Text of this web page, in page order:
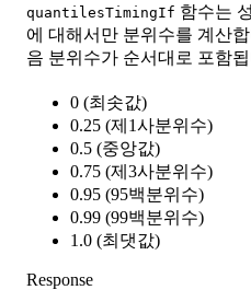
quantilesTimingIf 함수는
에 대해서만 분위수를 계산
음 분위수가 순서대로 포함
0 (최솟값)
0.25 (제1사분위수)
0.5 (중앙값)
0.75 (제3사분위수)
0.95 (95백분위수)
0.99 (99백분위수)
1.0 (최댓값)
Response